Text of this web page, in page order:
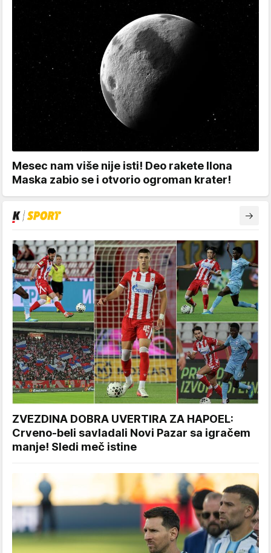
Mesec nam više nije isti! Deo rakete Ilona
Maska zabio se i otvorio ogroman krater!
ZVEZDINA DOBRA UVERTIRA ZA HAPOEL:
Crveno-beli savladali Novi Pazar sa igračem
manje! Sledi meč istine